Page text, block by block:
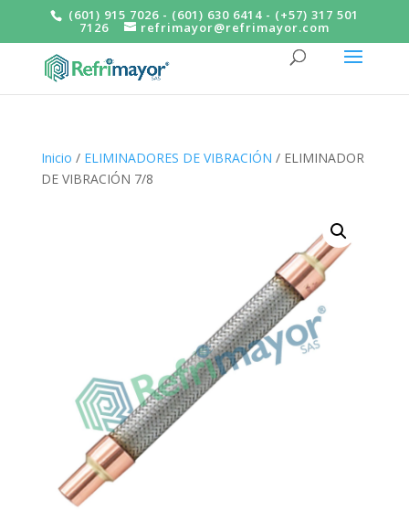
(601) 915 7026 - (601) 630 6414 - (+57) 317 501
7126 refrimayor@refrimayor.com
Inicio / ELIMINADORES DE VIBRACIÓN / ELIMINADOR
DE VIBRACIÓN 7/8